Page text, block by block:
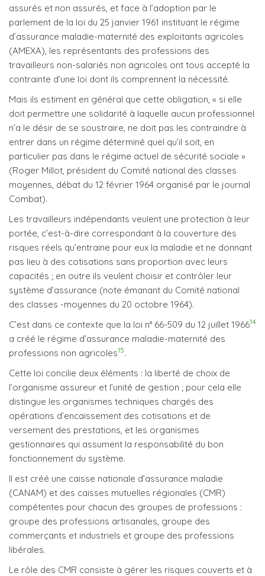
assurés et non assurés, et face à l’adoption par le
parlement de la loi du 25 janvier 1961 instituant le régime
d’assurance maladie-maternité des exploitants agricoles
(AMEXA), les représentants des professions des
travailleurs non-salariés non agricoles ont tous accepté la
contrainte d’une loi dont ils comprennent la nécessité.
Mais ils estiment en général que cette obligation, « si elle
doit permettre une solidarité à laquelle aucun professionnel
n’a le désir de se soustraire, ne doit pas les contraindre à
entrer dans un régime déterminé quel qu’il soit, en
particulier pas dans le régime actuel de sécurité sociale »
(Roger Millot, président du Comité national des classes
moyennes, débat du 12 février 1964 organisé par le journal
Combat).
Les travailleurs indépendants veulent une protection à leur
portée, c’est-à-dire correspondant à la couverture des
risques réels qu’entraine pour eux la maladie et ne donnant
pas lieu à des cotisations sans proportion avec leurs
capacités ; en outre ils veulent choisir et contrôler leur
système d’assurance (note émanant du Comité national
des classes -moyennes du 20 octobre 1964).
C’est dans ce contexte que la loi n° 66-509 du 12 juillet 196614
a créé le régime d’assurance maladie-maternité des
professions non agricoles15.
Cette loi concilie deux éléments : la liberté de choix de
l’organisme assureur et l’unité de gestion ; pour cela elle
distingue les organismes techniques chargés des
opérations d’encaissement des cotisations et de
versement des prestations, et les organismes
gestionnaires qui assument la responsabilité du bon
fonctionnement du système.
Il est créé une caisse nationale d’assurance maladie
(CANAM) et des caisses mutuelles régionales (CMR)
compétentes pour chacun des groupes de professions :
groupe des professions artisanales, groupe des
commerçants et industriels et groupe des professions
libérales.
Le rôle des CMR consiste à gérer les risques couverts et à